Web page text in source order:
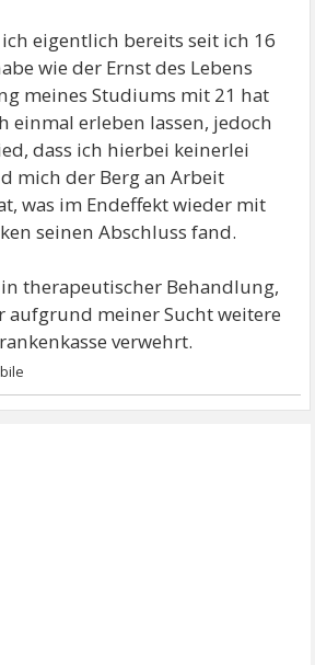
ich eigentlich bereits seit ich 16
wie der Ernst des Lebens
meines Studiums mit 21 hat
einmal erleben lassen, jedoch
dass ich hierbei keinerlei
mich der Berg an Arbeit
was im Endeffekt wieder mit
seinen Abschluss fand.
therapeutischer Behandlung,
aufgrund meiner Sucht weitere
verwehrt.